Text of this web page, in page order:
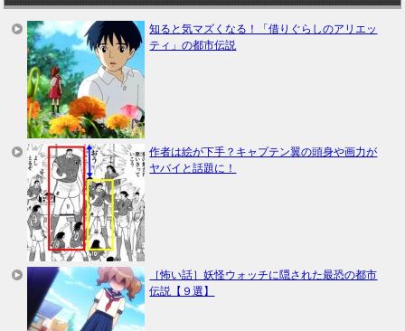
知ると気マズくなる！「借りぐらしのアリエッ
ティ」の都市伝説
作者は絵が下手？キャプテン翼の頭身や画力が
ヤバイと話題に！
［怖い話］妖怪ウォッチに隠された最恐の都市
伝説【９選】